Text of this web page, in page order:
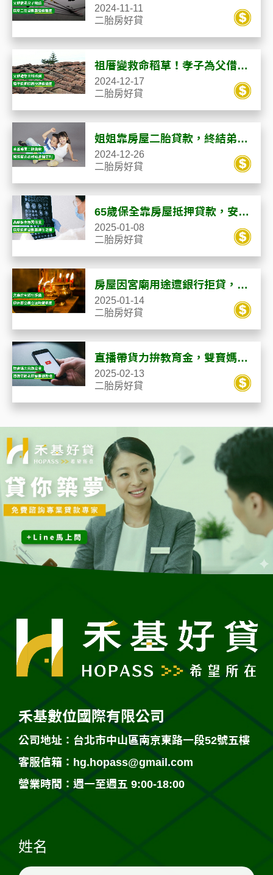
二胎貸款籌資過難關
2024-11-11
二胎房好貸
祖厝變救命稻草！孝子為父借
款，5天解決生活危機
2024-12-17
二胎房好貸
姐姐靠房屋二胎貸款，終結弟弟
當鋪高利重擔
2024-12-26
二胎房好貸
65歲保全靠房屋抵押貸款，安心
休養度過人生難關
2025-01-08
二胎房好貸
房屋因宮廟用途遭銀行拒貸，合
法融資神助攻
2025-01-14
二胎房好貸
直播帶貨力拚教育金，雙寶媽用
老屋貸款改變人生！
2025-02-13
二胎房好貸
禾基數位國際有限公司
公司地址：台北市中山區南京東路一段52號五樓
客服信箱： hg.hopass@gmail.com
營業時間：週一至週五 9:00-18:00
姓名